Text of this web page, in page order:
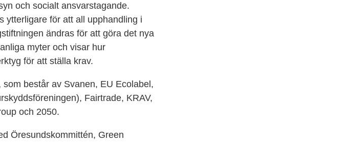
och socialt ansvarstagande.
ytterligare för att all upphandling i
ändras för att göra det nya
myter och visar hur
för att ställa krav.
som består av Svanen, EU Ecolabel,
Fairtrade, KRAV,
och 2050.
Öresundskommittén, Green